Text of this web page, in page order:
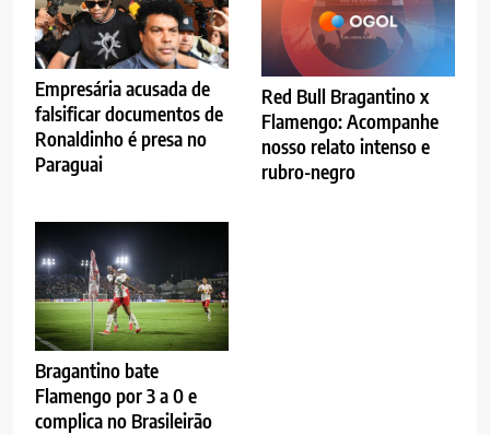
Empresária acusada de
falsificar documentos de
Ronaldinho é presa no
Paraguai
Red Bull Bragantino x
Flamengo: Acompanhe
nosso relato intenso e
rubro-negro
Bragantino bate
Flamengo por 3 a 0 e
complica no Brasileirão